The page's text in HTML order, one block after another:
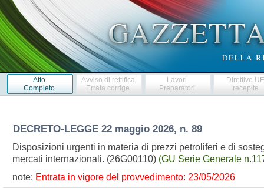
Atto
Completo
Avviso di rettifica
Errata corrige
Lavori
Preparatori
Direttive
recepite
DECRETO-LEGGE 22 maggio 2026, n. 89
Disposizioni urgenti in materia di prezzi petroliferi e di
mercati internazionali. (26G00110) (GU Serie Generale
note: Entrata in vigore del provvedimento: 23/05/2026